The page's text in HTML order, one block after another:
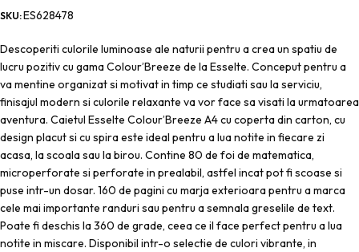
SKU:ES628478
Descoperiti culorile luminoase ale naturii pentru a crea un spatiu de
lucru pozitiv cu gama Colour’Breeze de la Esselte. Conceput pentru a
va mentine organizat si motivat in timp ce studiati sau la serviciu,
finisajul modern si culorile relaxante va vor face sa visati la urmatoarea
aventura. Caietul Esselte Colour’Breeze A4 cu coperta din carton, cu
design placut si cu spira este ideal pentru a lua notite in fiecare zi
acasa, la scoala sau la birou. Contine 80 de foi de matematica,
microperforate si perforate in prealabil, astfel incat pot fi scoase si
puse intr-un dosar. 160 de pagini cu marja exterioara pentru a marca
cele mai importante randuri sau pentru a semnala greselile de text.
Poate fi deschis la 360 de grade, ceea ce il face perfect pentru a lua
notite in miscare. Disponibil intr-o selectie de culori vibrante, in